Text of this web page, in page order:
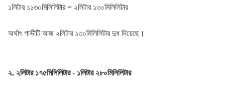
১লিটার ১১৩০মিলিলিটার = ২লিটার ১৩০মিলিলিটার
অর্থাৎ গাভীটি আজ ২লিটার ১৩০মিলিলিটার দুধ দিয়েছে।
২. ২লিটার ১৭৫মিলিলিটার - ১লিটার ২৮০মিলিলিটার